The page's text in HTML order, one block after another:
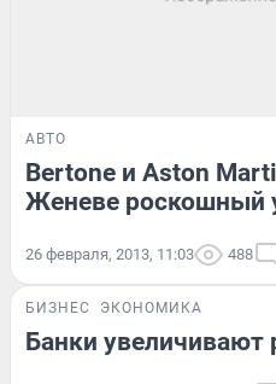
АВТО
Bertone и Aston
Женеве роскошный
26 февраля, 2013, 11:03 488
БИЗНЕС ЭКОНОМИКА
Банки увеличивают